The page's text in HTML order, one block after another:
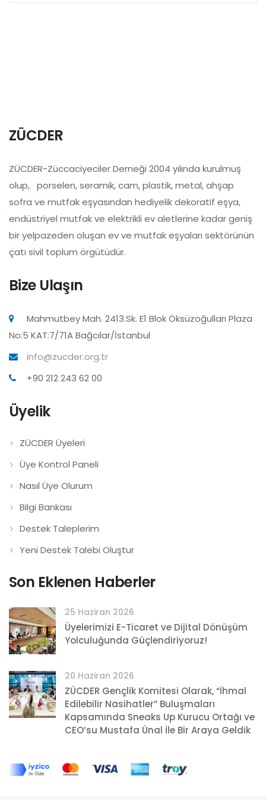
ZÜCDER
ZÜCDER-Züccaciyeciler Derneği 2004 yılında kurulmuş
olup, porselen, seramik, cam, plastik, metal, ahşap
sofra ve mutfak eşyasından hediyelik dekoratif eşya,
endüstriyel mutfak ve elektrikli ev aletlerine kadar geniş
bir yelpazeden oluşan ev ve mutfak eşyaları sektörünün
çatı sivil toplum örgütüdür.
Bize Ulaşın
Mahmutbey Mah. 2413.Sk. E1 Blok Öksüzoğulları Plaza
No:5 KAT:7/71A Bağcılar/İstanbul
info@zucder.org.tr
+90 212 243 62 00
Üyelik
ZÜCDER Üyeleri
Üye Kontrol Paneli
Nasıl Üye Olurum
Bilgi Bankası
Destek Taleplerim
Yeni Destek Talebi Oluştur
Son Eklenen Haberler
25 Haziran 2026
Üyelerimizi E-Ticaret ve Dijital Dönüşüm
Yolculuğunda Güçlendiriyoruz!
20 Haziran 2026
ZÜCDER Gençlik Komitesi Olarak, “İhmal
Edilebilir Nasihatler” Buluşmaları
Kapsamında Sneaks Up Kurucu Ortağı ve
CEO’su Mustafa Ünal İle Bir Araya Geldik